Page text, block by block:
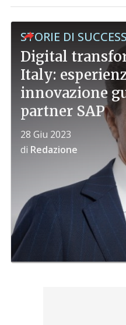
STORIE DI
Digital
Italy:
innovazione
partner SAP
28 Giu 2023
di Redazione